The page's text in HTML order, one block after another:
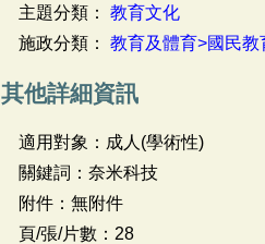
主題分類： 教育文化
施政分類： 教育及體育>國民
其他詳細資訊
適用對象：成人(學術性)
關鍵詞：奈米科技
附件：無附件
頁/張/片數：28